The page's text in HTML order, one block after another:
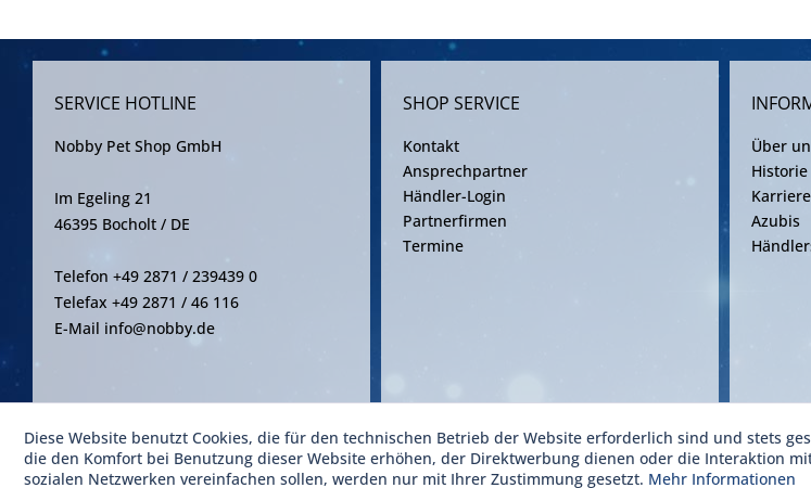
SERVICE HOTLINE
Nobby Pet Shop GmbH
Im Egeling 21
46395 Bocholt / DE
Telefon +49 2871 / 239439 0
Telefax +49 2871 / 46 116
E-Mail info@nobby.de
SHOP SERVICE
Kontakt
Ansprechpartner
Händler-Login
Partnerfirmen
Termine
Über
Historie
Karriere
Azubis
* Alle Preise inkl. gesetzl. Mehrwertsteuer zzgl.
Diese Website benutzt Cookies, die für den technischen Betrieb der Website erforderlich sind und stets
die den Komfort bei Benutzung dieser Website erhöhen, der Direktwerbung dienen oder die Interaktion
sozialen Netzwerken vereinfachen sollen, werden nur mit Ihrer Zustimmung gesetzt. Mehr Informationen